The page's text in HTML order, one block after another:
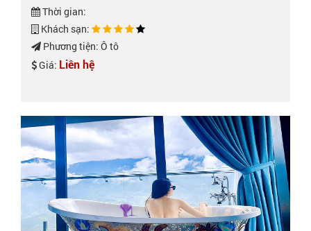
Thời gian:
Khách sạn:
Phương tiện: Ô tô
Giá: Liên hệ